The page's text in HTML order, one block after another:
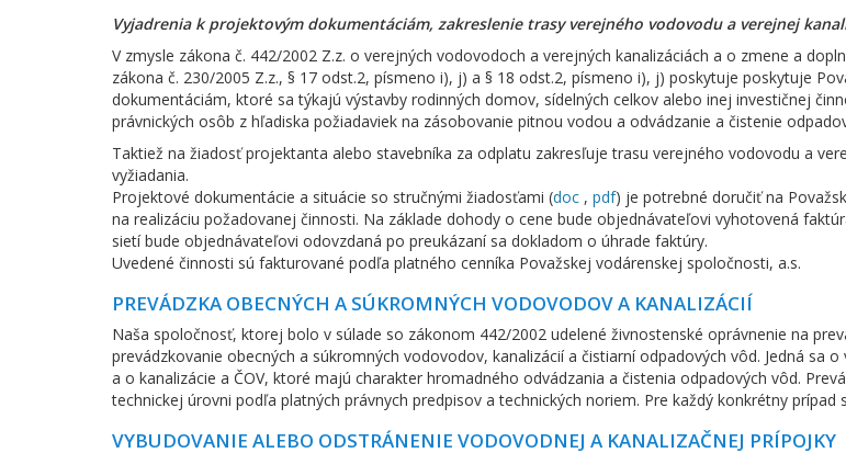
Vyjadrenia k projektovým dokumentáciám, zakreslenie trasy verejného vodovodu a verejnej
V zmysle zákona č. 442/2002 Z.z. o verejných vodovodoch a verejných kanalizáciách a o zmene a
zákona č. 230/2005 Z.z., § 17 odst.2, písmeno i), j) a § 18 odst.2, písmeno i), j) poskytuje poskytuje
dokumentáciám, ktoré sa týkajú výstavby rodinných domov, sídelných celkov alebo inej investičnej
právnických osôb z hľadiska požiadaviek na zásobovanie pitnou vodou a odvádzanie a čistenie
Taktiež na žiadosť projektanta alebo stavebníka za odplatu zakresľuje trasu verejného vodovodu a
vyžiadania.
Projektové dokumentácie a situácie so stručnými žiadosťami (doc , pdf) je potrebné doručiť na
na realizáciu požadovanej činnosti. Na základe dohody o cene bude objednávateľovi vyhotovená
sietí bude objednávateľovi odovzdaná po preukázaní sa dokladom o úhrade faktúry.
Uvedené činnosti sú fakturované podľa platného cenníka Považskej vodárenskej spoločnosti, a.s.
PREVÁDZKA OBECNÝCH A SÚKROMNÝCH VODOVODOV A KANALIZÁCIÍ
Naša spoločnosť, ktorej bolo v súlade so zákonom 442/2002 udelené živnostenské oprávnenie na
prevádzkovanie obecných a súkromných vodovodov, kanalizácií a čistiarní odpadových vôd. Jedná
a o kanalizácie a ČOV, ktoré majú charakter hromadného odvádzania a čistenia odpadových vôd.
technickej úrovni podľa platných právnych predpisov a technických noriem. Pre každý konkrétny
VYBUDOVANIE ALEBO ODSTRÁNENIE VODOVODNEJ A KANALIZAČNEJ PRÍPOJKY